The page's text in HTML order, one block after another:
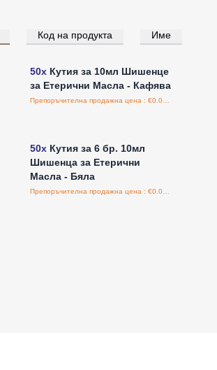
Код на продукта Име
Влезте за цени на едро
50x Кутия за 10мл Шишенце
за Етерични Масла - Кафява
50x Кутия за 6 бр. 10мл
Шишенца за Етерични
Масла - Бяла